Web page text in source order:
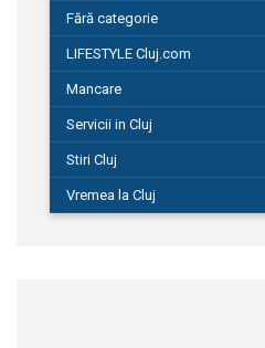
Fără categorie
LIFESTYLE Cluj.com
Mancare
Servicii in Cluj
Stiri Cluj
Vremea la Cluj